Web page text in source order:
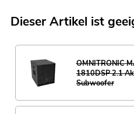
Dieser Artikel ist
OMNITRONIC
1810DSP 2.1
Subwoofer